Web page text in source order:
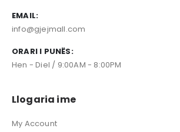
EMAIL:
info@gjejmall.com
ORARI I PUNËS:
Hen - Diel / 9:00AM - 8:00PM
Llogaria ime
My Account